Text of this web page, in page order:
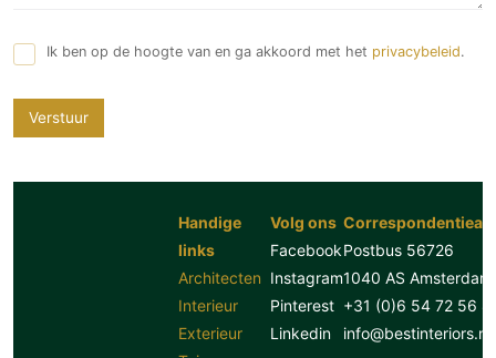
Ik ben op de hoogte van en ga akkoord met het privacybeleid.
Verstuur
Handige
links
Architecten
Interieur
Exterieur
Volg ons
Facebook
Instagram
Pinterest
Linkedin
Postbus 56726
1040 AS Amsterdam
+31 (0)6 54 72 56
info@bestinteriors.nl